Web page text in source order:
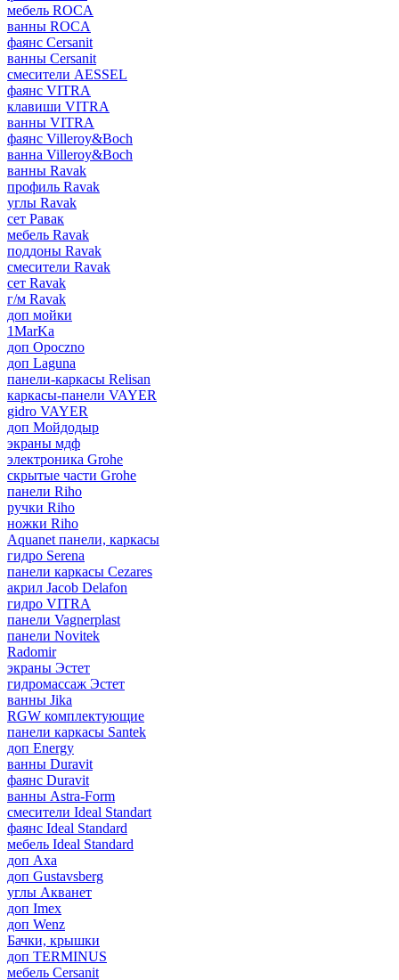
мебель ROCA
ванны ROCA
фаянс Cersanit
ванны Cersanit
смесители AESSEL
фаянс VITRA
клавиши VITRA
ванны VITRA
фаянс Villeroy&Boch
ванна Villeroy&Boch
ванны Ravak
профиль Ravak
углы Ravak
сет Равак
мебель Ravak
поддоны Ravak
смесители Ravak
сет Ravak
г/м Ravak
доп мойки
1MarKa
доп Opoczno
доп Laguna
панели-каркасы Relisan
каркасы-панели VAYER
gidro VAYER
доп Мойдодыр
экраны мдф
электроника Grohe
скрытые части Grohe
панели Riho
ручки Riho
ножки Riho
Aquanet панели, каркасы
гидро Serena
панели каркасы Cezares
акрил Jacob Delafon
гидро VITRA
панели Vagnerplast
панели Novitek
Radomir
экраны Эстет
гидромассаж Эстет
ванны Jika
RGW комплектующие
панели каркасы Santek
доп Energy
ванны Duravit
фаянс Duravit
ванны Astra-Form
смесители Ideal Standart
фаянс Ideal Standard
мебель Ideal Standard
доп Axa
доп Gustavsberg
углы Акванет
доп Imex
доп Wenz
Бачки, крышки
доп TERMINUS
мебель Cersanit